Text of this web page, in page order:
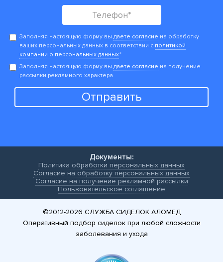
Заполняя настоящую форму вы даете согласие на обработку
ваших персональных данных в соответствии с политикой
компании о персональных данных*
Заполняя настоящую форму вы даете согласие на получение
рассылки рекламного характера
Отправить
Документы:
Политика обработки персональных данных
Согласие на обработку персональных данных
Согласие на получение рекламной рассылки
Пользовательское соглашение
©2012-2026 СЛУЖБА СИДЕЛОК АЛОМЕД
Оперативный подбор сиделок при любой сложности
заболевания и ухода